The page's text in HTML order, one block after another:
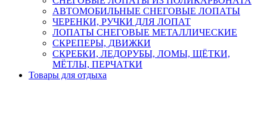
АВТОМОБИЛЬНЫЕ СНЕГОВЫЕ ЛОПАТЫ
ЧЕРЕНКИ, РУЧКИ ДЛЯ ЛОПАТ
ЛОПАТЫ СНЕГОВЫЕ МЕТАЛЛИЧЕСКИЕ
СКРЕПЕРЫ, ДВИЖКИ
СКРЕБКИ, ЛЕДОРУБЫ, ЛОМЫ, ЩЁТКИ,
МЁТЛЫ, ПЕРЧАТКИ
Товары для отдыха